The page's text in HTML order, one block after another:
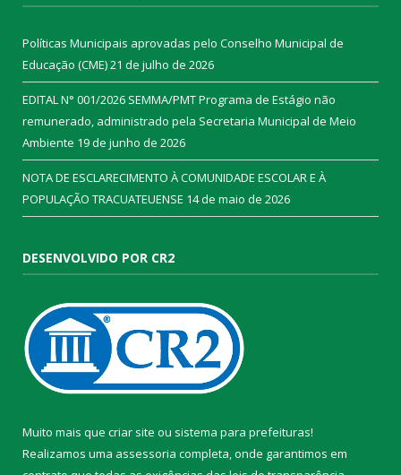
Políticas Municipais aprovadas pelo Conselho Municipal de
Educação (CME)21 de julho de 2026
EDITAL N° 001/2026 SEMMA/PMT Programa de Estágio não
remunerado, administrado pela Secretaria Municipal de Meio
Ambiente 19 de junho de 2026
NOTA DE ESCLARECIMENTO À COMUNIDADE ESCOLAR E À
POPULAÇÃO TRACUATEUENSE 14 de maio de 2026
DESENVOLVIDO POR CR2
Muito mais que criar site ou sistema para prefeituras!
Realizamos uma assessoria completa, onde garantimos em